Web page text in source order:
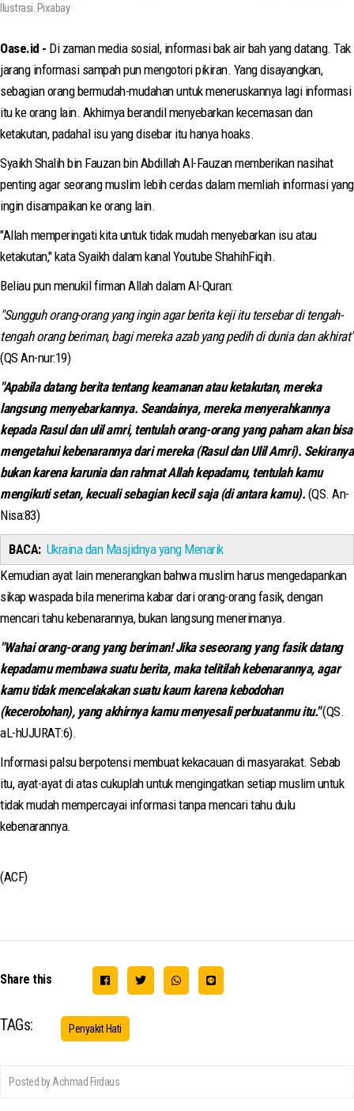
Ilustrasi. Pixabay
Oase.id - Di zaman media sosial, informasi bak air bah yang datang. Tak
jarang informasi sampah pun mengotori pikiran. Yang disayangkan,
sebagian orang bermudah-mudahan untuk meneruskannya lagi informasi
itu ke orang lain. Akhirnya berandil menyebarkan kecemasan dan
ketakutan, padahal isu yang disebar itu hanya hoaks.
Syaikh Shalih bin Fauzan bin Abdillah Al-Fauzan memberikan nasihat
penting agar seorang muslim lebih cerdas dalam memliah informasi yang
ingin disampaikan ke orang lain.
"Allah memperingati kita untuk tidak mudah menyebarkan isu atau
ketakutan," kata Syaikh dalam kanal Youtube ShahihFiqih.
Beliau pun menukil firman Allah dalam Al-Quran:
"Sungguh orang-orang yang ingin agar berita keji itu tersebar di tengah-
tengah orang beriman, bagi mereka azab yang pedih di dunia dan akhirat"
(QS An-nur:19)
"Apabila datang berita tentang keamanan atau ketakutan, mereka
langsung menyebarkannya. Seandainya, mereka menyerahkannya
kepada Rasul dan ulil amri, tentulah orang-orang yang paham akan bisa
mengetahui kebenarannya dari mereka (Rasul dan Ulil Amri). Sekiranya
bukan karena karunia dan rahmat Allah kepadamu, tentulah kamu
mengikuti setan, kecuali sebagian kecil saja (di antara kamu). (QS. An-
Nisa:83)
BACA: Ukraina dan Masjidnya yang Menarik
Kemudian ayat lain menerangkan bahwa muslim harus mengedapankan
sikap waspada bila menerima kabar dari orang-orang fasik, dengan
mencari tahu kebenarannya, bukan langsung menerimanya.
"Wahai orang-orang yang beriman! Jika seseorang yang fasik datang
kepadamu membawa suatu berita, maka telitilah kebenarannya, agar
kamu tidak mencelakakan suatu kaum karena kebodohan
(kecerobohan), yang akhirnya kamu menyesali perbuatanmu itu."(QS.
aL-hUJURAT:6).
Informasi palsu berpotensi membuat kekacauan di masyarakat. Sebab
itu, ayat-ayat di atas cukuplah untuk mengingatkan setiap muslim untuk
tidak mudah mempercayai informasi tanpa mencari tahu dulu
kebenarannya.
(ACF)
Share this
TAGs: Penyakit Hati
Posted by Achmad Firdaus